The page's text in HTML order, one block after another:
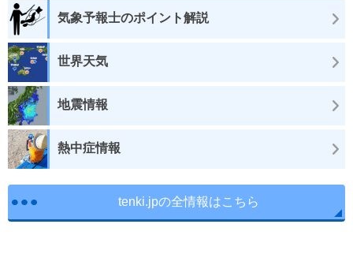
気象予報士のポイント解説
世界天気
地震情報
熱中症情報
tenki.jpの全情報はこちら